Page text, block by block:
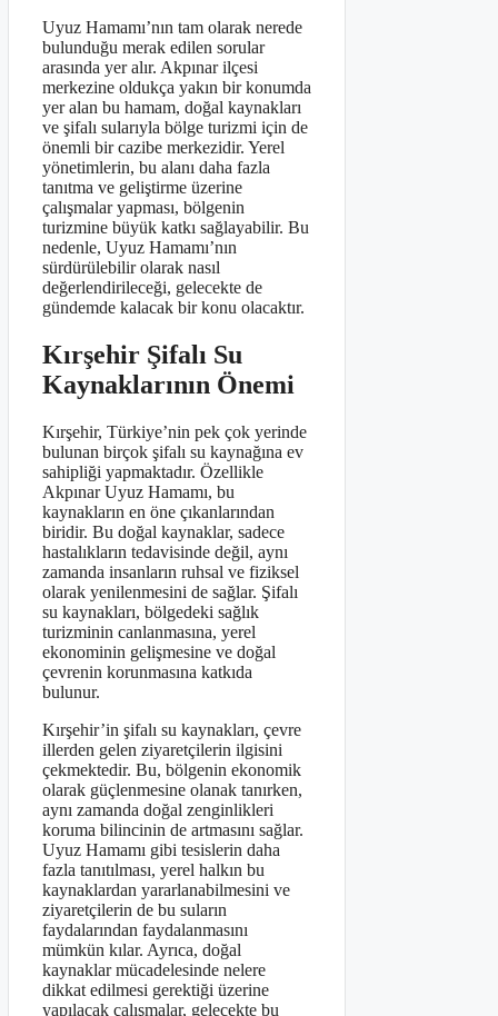
Uyuz Hamamı’nın tam olarak nerede
bulunduğu merak edilen sorular
arasında yer alır. Akpınar ilçesi
merkezine oldukça yakın bir konumda
yer alan bu hamam, doğal kaynakları
ve şifalı sularıyla bölge turizmi için de
önemli bir cazibe merkezidir. Yerel
yönetimlerin, bu alanı daha fazla
tanıtma ve geliştirme üzerine
çalışmalar yapması, bölgenin
turizmine büyük katkı sağlayabilir. Bu
nedenle, Uyuz Hamamı’nın
sürdürülebilir olarak nasıl
değerlendirileceği, gelecekte de
gündemde kalacak bir konu olacaktır.
Kırşehir Şifalı Su
Kaynaklarının Önemi
Kırşehir, Türkiye’nin pek çok yerinde
bulunan birçok şifalı su kaynağına ev
sahipliği yapmaktadır. Özellikle
Akpınar Uyuz Hamamı, bu
kaynakların en öne çıkanlarından
biridir. Bu doğal kaynaklar, sadece
hastalıkların tedavisinde değil, aynı
zamanda insanların ruhsal ve fiziksel
olarak yenilenmesini de sağlar. Şifalı
su kaynakları, bölgedeki sağlık
turizminin canlanmasına, yerel
ekonominin gelişmesine ve doğal
çevrenin korunmasına katkıda
bulunur.
Kırşehir’in şifalı su kaynakları, çevre
illerden gelen ziyaretçilerin ilgisini
çekmektedir. Bu, bölgenin ekonomik
olarak güçlenmesine olanak tanırken,
aynı zamanda doğal zenginlikleri
koruma bilincinin de artmasını sağlar.
Uyuz Hamamı gibi tesislerin daha
fazla tanıtılması, yerel halkın bu
kaynaklardan yararlanabilmesini ve
ziyaretçilerin de bu suların
faydalarından faydalanmasını
mümkün kılar. Ayrıca, doğal
kaynaklar mücadelesinde nelere
dikkat edilmesi gerektiği üzerine
yapılacak çalışmalar, gelecekte bu